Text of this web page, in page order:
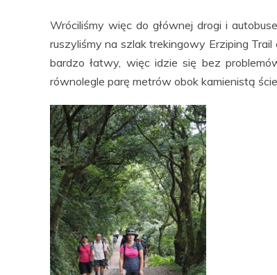
Wróciliśmy więc do głównej drogi i
ruszyliśmy na szlak trekingowy Erziping Trail
bardzo łatwy, więc idzie się bez
równolegle parę metrów obok kamienistą